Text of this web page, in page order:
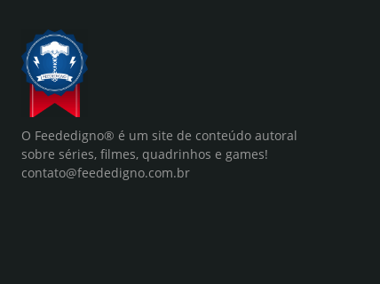
O Feededigno® é um site de conteúdo autoral
sobre séries, filmes, quadrinhos e games!
contato@feededigno.com.br